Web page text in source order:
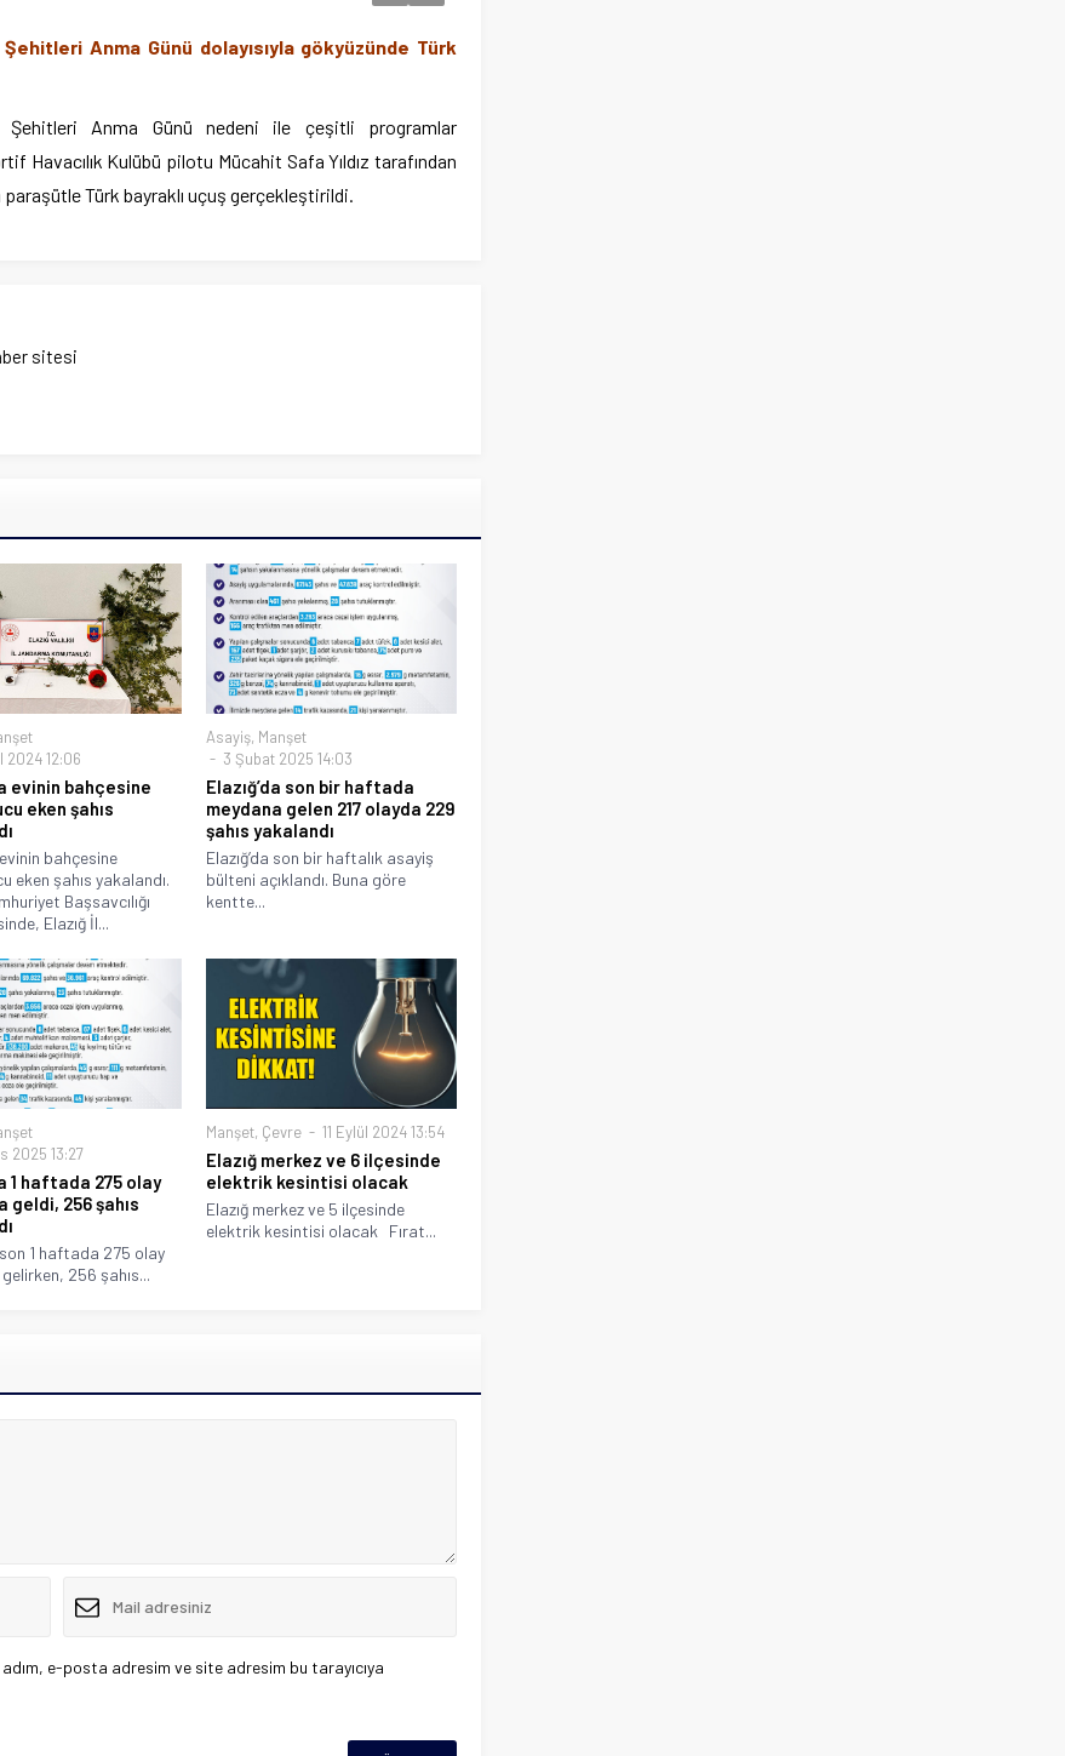
Anma Günü dolayısıyla gökyüzünde Türk
Şehitleri Anma Günü nedeni ile çeşitli programlar
Havacılık Kulübü pilotu Mücahit Safa Yıldız tarafından
Türk bayraklı uçuş gerçekleştirildi.
sitesi
2024 12:06
evinin bahçesine
eken şahıs
evinin bahçesine
eken şahıs yakalandı.
Başsavcılığı
Elazığ İl...
Asayiş, Manşet
3 Şubat 2025 14:03
Elazığ’da son bir haftada
meydana gelen 217 olayda 229
şahıs yakalandı
Elazığ’da son bir haftalık asayiş
bülteni açıklandı. Buna göre
kentte...
2025 13:27
1 haftada 275 olay
geldi, 256 şahıs
son 1 haftada 275 olay
256 şahıs...
Manşet, Çevre 11 Eylül 2024 13:54
Elazığ merkez ve 6 ilçesinde
elektrik kesintisi olacak
Elazığ merkez ve 5 ilçesinde
elektrik kesintisi olacak Fırat...
e-posta adresim ve site adresim bu tarayıcıya